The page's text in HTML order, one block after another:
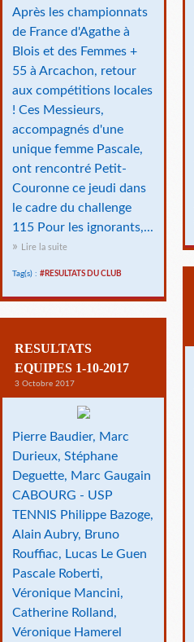
Après les championnats
de France d'Agathe à
Blois et des Femmes +
55 à Arcachon, retour
aux compétitions locales
! Ces Messieurs,
accompagnés d'une
unique femme Pascale,
ont rencontré Petit-
Couronne ce jeudi dans
le cadre du challenge
115 Pour les ignorants,...
Lire la suite
Tag(s) : #RESULTATS DU CLUB
RESULTATS
EQUIPES 1-10-2017
3 Octobre 2017
Pierre Baudier, Marc
Durieux, Stéphane
Deguette, Marc Gaugain
CABOURG - USP
TENNIS Philippe Bazoge,
Alain Aubry, Bruno
Rouffiac, Lucas Le Guen
Pascale Roberti,
Véronique Mancini,
Catherine Rolland,
Véronique Hamerel